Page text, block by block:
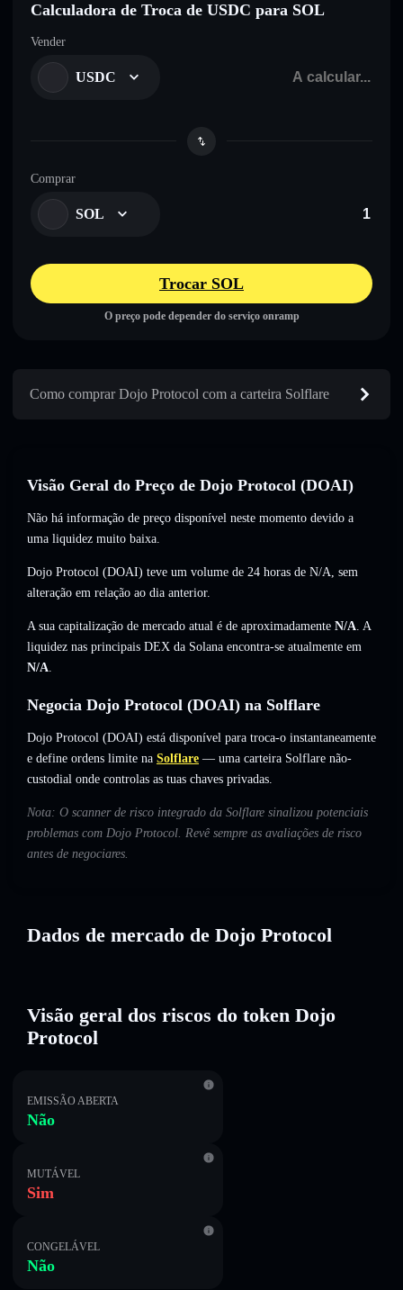
Calculadora de Troca de USDC para SOL
Vender
USDC
Comprar
SOL
Trocar SOL
O preço pode depender do serviço onramp
Como comprar Dojo Protocol com a carteira Solflare
Visão Geral do Preço de Dojo Protocol (DOAI)
Não há informação de preço disponível neste momento devido a
uma liquidez muito baixa.
Dojo Protocol (DOAI) teve um volume de 24 horas de N/A, sem
alteração em relação ao dia anterior.
A sua capitalização de mercado atual é de aproximadamente N/A. A
liquidez nas principais DEX da Solana encontra-se atualmente em
N/A.
Negocia Dojo Protocol (DOAI) na Solflare
Dojo Protocol (DOAI) está disponível para troca-o instantaneamente
e define ordens limite na Solflare — uma carteira Solflare não-
custodial onde controlas as tuas chaves privadas.
Nota: O scanner de risco integrado da Solflare sinalizou potenciais
problemas com Dojo Protocol. Revê sempre as avaliações de risco
antes de negociares.
Dados de mercado de Dojo Protocol
Visão geral dos riscos do token Dojo
Protocol
EMISSÃO ABERTA
Não
MUTÁVEL
Sim
CONGELÁVEL
Não